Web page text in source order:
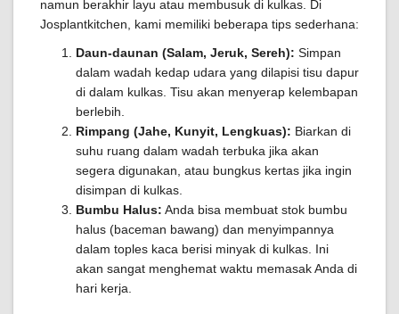
namun berakhir layu atau membusuk di kulkas. Di
Josplantkitchen, kami memiliki beberapa tips sederhana:
Daun-daunan (Salam, Jeruk, Sereh): Simpan
dalam wadah kedap udara yang dilapisi tisu dapur
di dalam kulkas. Tisu akan menyerap kelembapan
berlebih.
Rimpang (Jahe, Kunyit, Lengkuas): Biarkan di
suhu ruang dalam wadah terbuka jika akan
segera digunakan, atau bungkus kertas jika ingin
disimpan di kulkas.
Bumbu Halus: Anda bisa membuat stok bumbu
halus (baceman bawang) dan menyimpannya
dalam toples kaca berisi minyak di kulkas. Ini
akan sangat menghemat waktu memasak Anda di
hari kerja.